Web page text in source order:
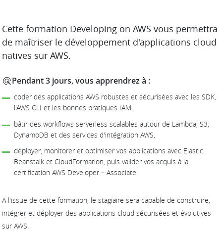
DESCRIPTION
Cette formation Developing on AWS vous permettra
de maîtriser le développement d'applications cloud
natives sur AWS.
Pendant 3 jours, vous apprendrez à :
coder des applications AWS robustes et sécurisées avec les SDK,
l'AWS CLI et les bonnes pratiques IAM,
bâtir des workflows serverless scalables autour de Lambda, S3,
DynamoDB et des services d'intégration AWS,
déployer, monitorer et optimiser vos applications avec Elastic
Beanstalk et CloudFormation, puis valider vos acquis à la
certification AWS Developer – Associate.
A l'issue de cette formation, le stagiaire sera capable de construire,
intégrer et déployer des applications cloud sécurisées et évolutives
sur AWS.